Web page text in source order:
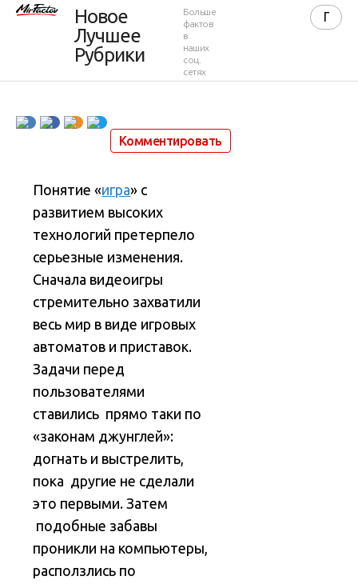
Новое
Лучшее
Рубрики
Больше
фактов
в
наших
соц.
сетях
социальных
«игр»
Комментировать
Понятие «игра» с
развитием высоких
технологий претерпело
серьезные изменения.
Сначала видеоигры
стремительно захватили
весь мир в виде игровых
автоматов и приставок.
Задачи перед
пользователями
ставились прямо таки по
«законам джунглей»:
догнать и выстрелить,
пока другие не сделали
это первыми. Затем
подобные забавы
проникли на компьютеры,
расползлись по